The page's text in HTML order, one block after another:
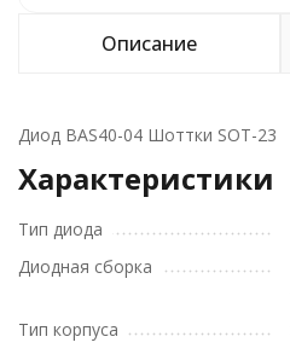
Описание
Диод BAS40-04 Шоттки SOT-23
Характеристики
Тип диода
Диодная сборка
Тип корпуса